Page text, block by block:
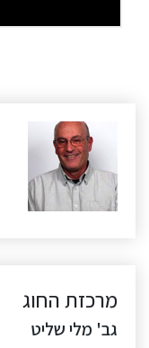
מרכזת החוג
גב' מלי שליט